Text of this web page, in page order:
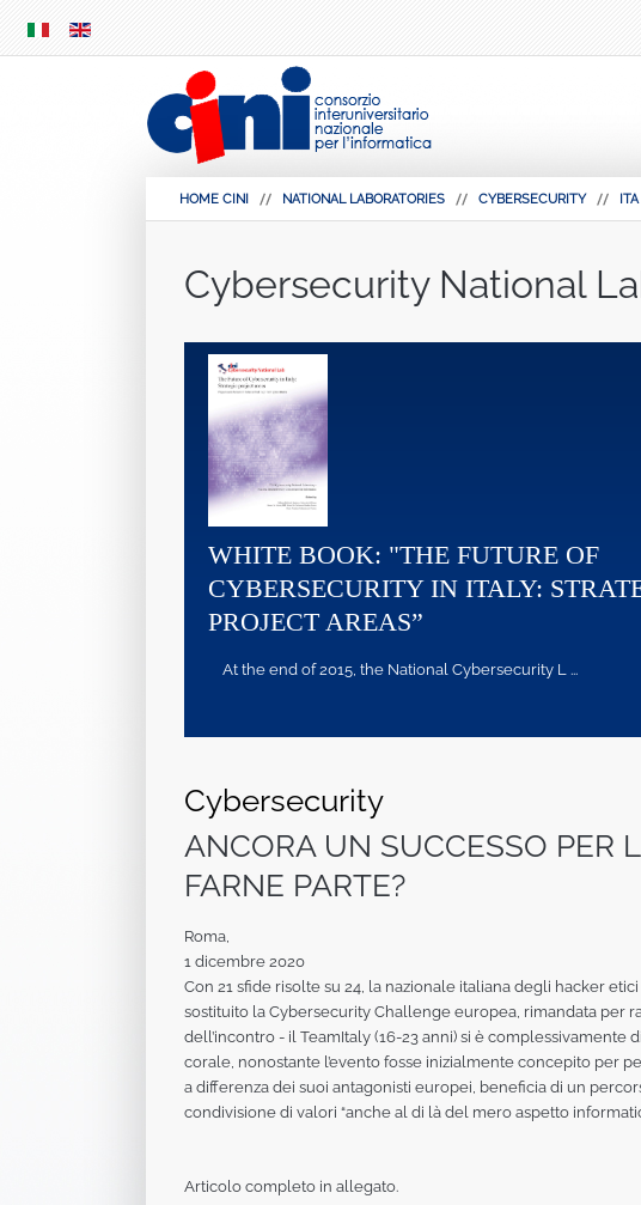
MENU
HOME CINI NATIONAL LABORATORIES CYBERSECURITY ITA
Cybersecurity National
WHITE BOOK: "THE FUTURE OF
CYBERSECURITY IN ITALY:
PROJECT AREAS”
At the end of 2015, the National Cybersecurity L ...
Cybersecurity
ANCORA UN SUCCESSO PER
FARNE PARTE?
Roma,
1 dicembre 2020
Con 21 sfide risolte su 24, la nazionale italiana degli hacker
sostituito la Cybersecurity Challenge europea, rimandata per
dell’incontro - il TeamItaly (16-23 anni) si è
corale, nonostante l’evento fosse inizialmente concepito per
a differenza dei suoi antagonisti europei, beneficia di un
condivisione di valori “anche al di là del mero aspetto
Articolo completo in allegato.